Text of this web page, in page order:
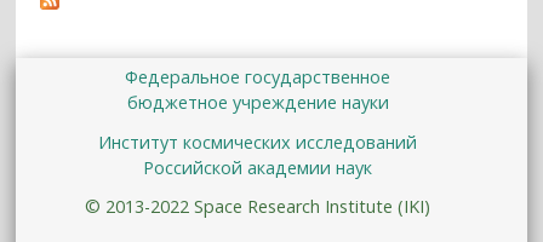
Федеральное государственное
бюджетное учреждение науки
Институт космических исследований
Российской академии наук
© 2013-2022 Space Research Institute (IKI)